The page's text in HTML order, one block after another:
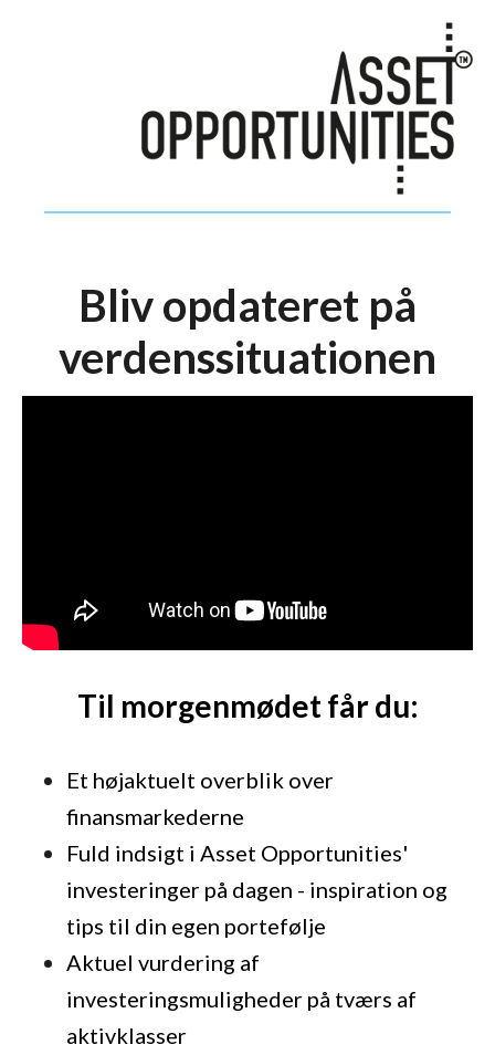
Bliv opdateret på
verdenssituationen
Til morgenmødet får du:
Et højaktuelt overblik over
finansmarkederne
Fuld indsigt i Asset Opportunities'
investeringer på dagen - inspiration og
tips til din egen portefølje
Aktuel vurdering af
investeringsmuligheder på tværs af
aktivklasser